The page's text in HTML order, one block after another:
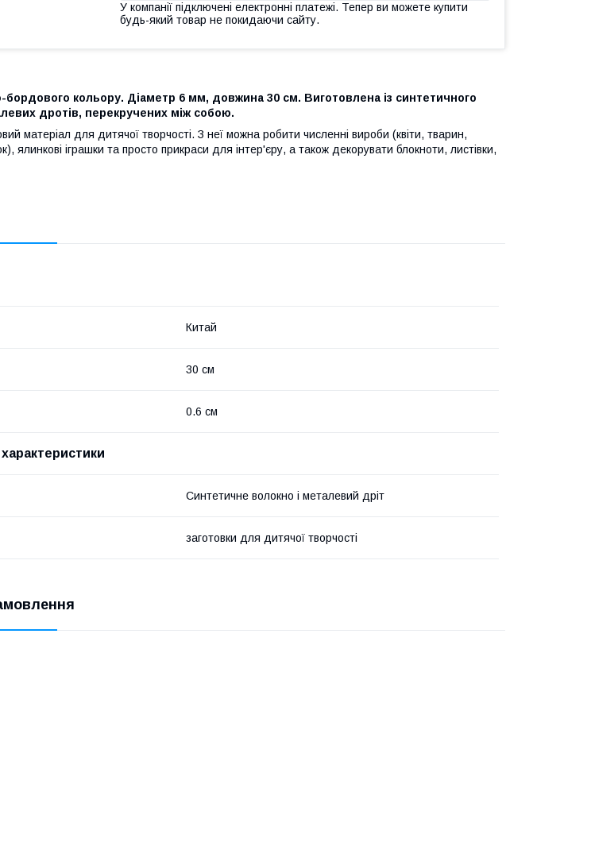
У компанії підключені електронні платежі. Тепер ви можете купити
будь-який товар не покидаючи сайту.
кольору. Діаметр 6 мм, довжина 30 см. Виготовлена із синтетичного
дротів, перекручених між собою.
матеріал для дитячої творчості. З неї можна робити численні вироби (квіти, тварин,
ялинкові іграшки та просто прикраси для інтер'єру, а також декорувати блокноти, листівки,
Китай
30 см
0.6 см
Синтетичне волокно і металевий дріт
заготовки для дитячої творчості